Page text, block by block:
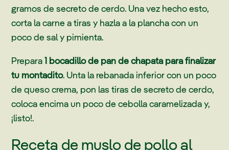
gramos de secreto de cerdo. Una vez hecho esto,
corta la carne a tiras y hazla a la plancha con un
poco de sal y pimienta.
Prepara1 bocadillo de pan de chapata para finalizar
tu montadito. Unta la rebanada inferior con un poco
de queso crema, pon las tiras de secreto de cerdo,
coloca encima un poco de cebolla caramelizada y,
¡listo!.
Receta de muslo de pollo al